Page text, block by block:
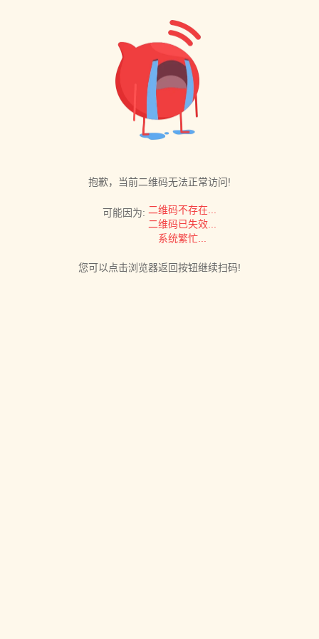
抱歉，当前二维码无法正常访问!
可能因为: 二维码不存在...
二维码已失效...
系统繁忙...
您可以点击浏览器返回按钮继续扫码!